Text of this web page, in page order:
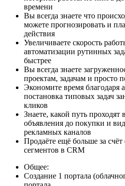
времени
Вы всегда знаете что
можете прогнозировать и
действия
Увеличиваете скорость
автоматизации рутинных
быстрее
Вы всегда знаете
проектам, задачам и просто
Экономите время благодаря
постановка типовых задач
кликов
Знаете, какой путь
объявления до покупки и
рекламных каналов
Продаёте ещё больше за
сегментов в CRM
Общее:
Создание 1 портала